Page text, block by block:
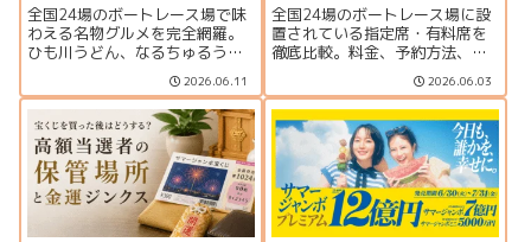
全国24場のボートレース場で味
わえる名物グルメを完全網羅。
ひも川うどん、なるちゅるうど
ん、多幸焼、くじらロールな
ど、ご当地メニューや編集部お
すすめランキングを紹介しま
す。
2026.06.11
全国24場のボートレース場に設
置されている指定席・有料席を
徹底比較。料金、予約方法、個
室・グループ席の有無、サービ
ス内容を一覧で紹介します。豪
華なVIPルームから格安指定席ま
で、観戦スタイルに合った座席
選びに役立つ完全ガイドです。
2026.06.03